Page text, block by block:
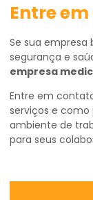
Entre
Se sua
segurança e
empresa
Entre em
serviços e
ambiente de
para seus